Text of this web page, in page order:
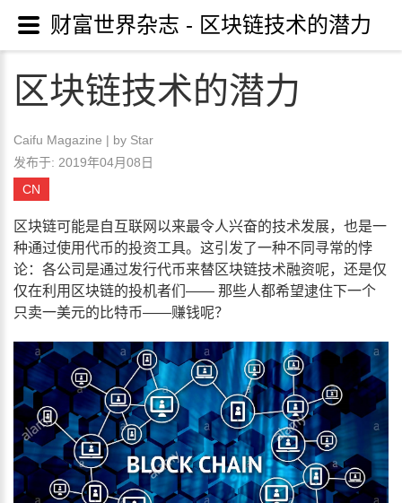
区块链技术的潜力
Caifu Magazine | by Star
发布于: 2019年04月08日
CN
区块链可能是自互联网以来最令人兴奋的技术发展，也是一
种通过使用代币的投资工具。这引发了一种不同寻常的悖
论：各公司是通过发行代币来替区块链技术融资呢，还是仅
仅在利用区块链的投机者们—— 那些人都希望逮住下一个
只卖一美元的比特币——赚钱呢？
财富世界杂志 - 区块链技术的潜力